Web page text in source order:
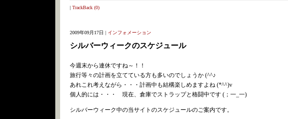
| TrackBack (0)
2009年09月17日 | インフォメーション
シルバーウィークのスケジュール
今週末から連休ですね～！！
旅行等々の計画を立てている方も多いのでしょうか (^^♪
あれこれ考えながら・・・計画中も結構楽しめますよね (*^^)v
個人的には・・・ 現在、倉庫でストラップと格闘中です (；一_一)
シルバーウィーク中の当サイトのスケジュールのご案内です。